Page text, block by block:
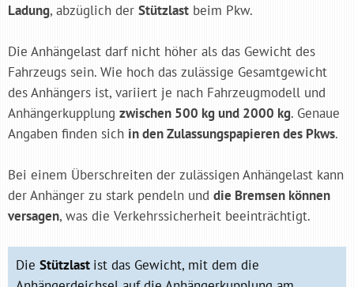
Ladung, abzüglich der Stützlast beim Pkw.
Die Anhängelast darf nicht höher als das Gewicht des
Fahrzeugs sein. Wie hoch das zulässige Gesamtgewicht
des Anhängers ist, variiert je nach Fahrzeugmodell und
Anhängerkupplung zwischen 500 kg und 2000 kg. Genaue
Angaben finden sich in den Zulassungspapieren des Pkws.
Bei einem Überschreiten der zulässigen Anhängelast kann
der Anhänger zu stark pendeln und die Bremsen können
versagen, was die Verkehrssicherheit beeinträchtigt.
Die Stützlast ist das Gewicht, mit dem die